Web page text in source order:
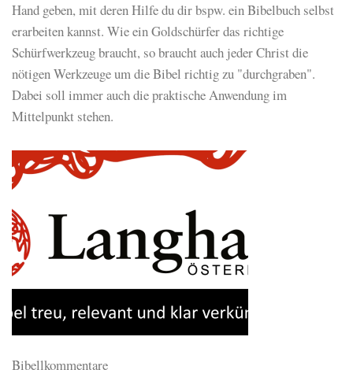
Hand geben, mit deren Hilfe du dir bspw. ein Bibelbuch selbst
erarbeiten kannst. Wie ein Goldschürfer das richtige
Schürfwerkzeug braucht, so braucht auch jeder Christ die
nötigen Werkzeuge um die Bibel richtig zu "durchgraben".
Dabei soll immer auch die praktische Anwendung im
Mittelpunkt stehen.
Bibellkommentare